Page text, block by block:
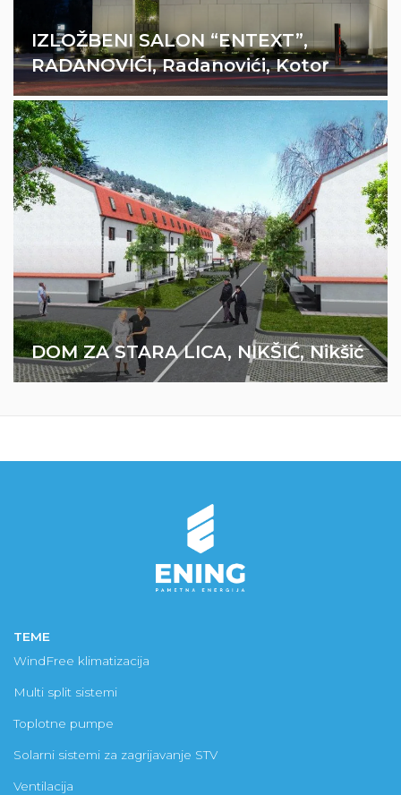
IZLOŽBENI SALON “ENTEXT”,
RADANOVIĆI, Radanovići, Kotor
Sistemi ventilacije
Sistemi klimatizacije
DOM ZA STARA LICA, NIKŠIĆ, Nikšić
Sistemi grijanja
Sistemi ventilacije
Stabilni protivpožarni sistemi
TEME
WindFree klimatizacija
Multi split sistemi
Toplotne pumpe
Solarni sistemi za zagrijavanje STV
Ventilacija